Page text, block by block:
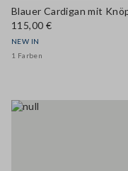
115,00 €
NEW IN
1 Farben